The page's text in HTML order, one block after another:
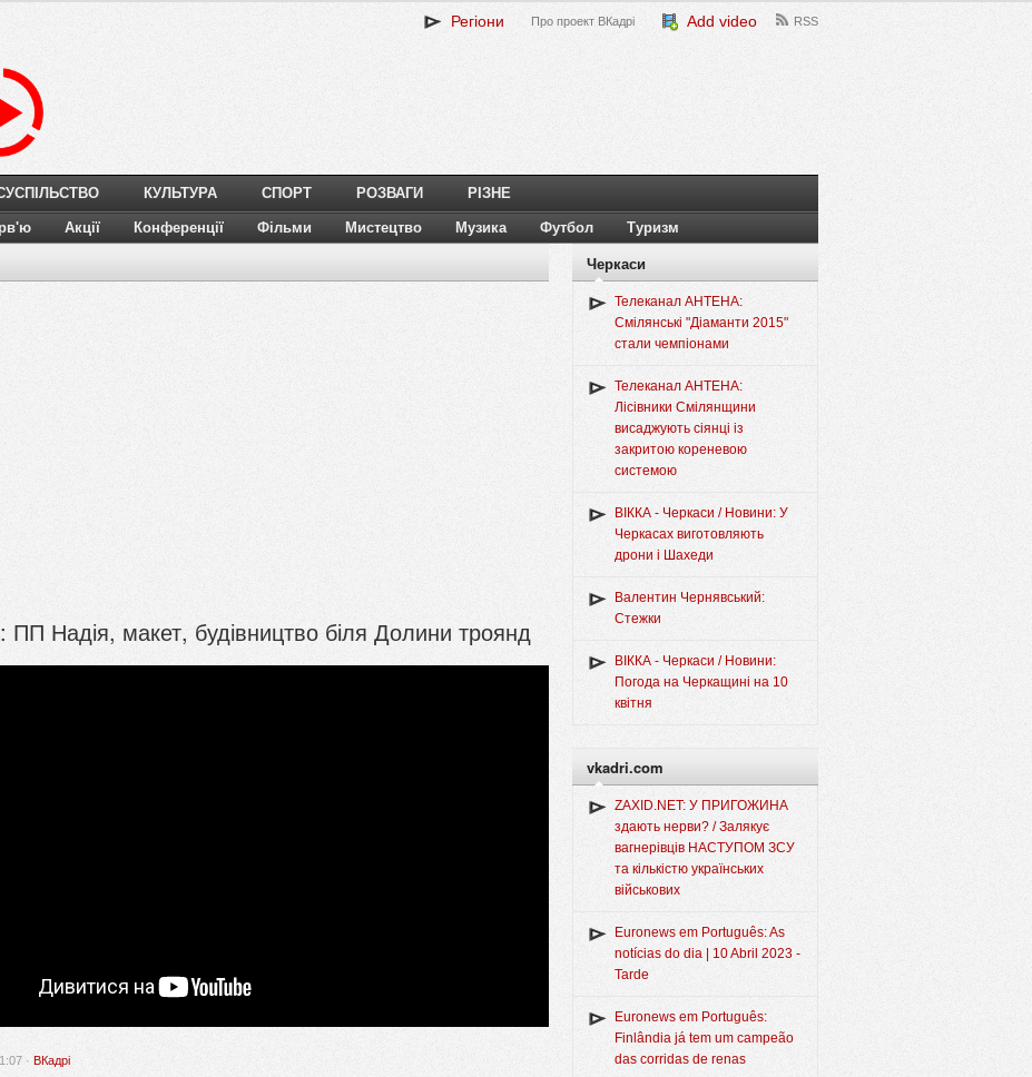
Регіони Про проект ВКадрі Add video RSS
КУЛЬТУРА СПОРТ РОЗВАГИ РІЗНЕ
Акції Конференції Фільми Мистецтво Музика Футбол Туризм
ПП Надія, макет, будівництво біля Долини троянд
· ВКадрі
Черкаси
Телеканал АНТЕНА:
Смілянські "Діаманти 2015"
стали чемпіонами
Телеканал АНТЕНА:
Лісівники Смілянщини
висаджують сіянці із
закритою кореневою
системою
ВІККА - Черкаси / Новини: У
Черкасах виготовляють
дрони і Шахеди
Валентин Чернявський:
Стежки
ВІККА - Черкаси / Новини:
Погода на Черкащині на 10
квітня
vkadri.com
ZAXID.NET: У ПРИГОЖИНА
здають нерви? / Залякує
вагнерівців НАСТУПОМ ЗСУ
та кількістю українських
військових
Euronews em Português: As
notícias do dia | 10 Abril 2023 -
Tarde
Euronews em Português:
Finlândia já tem um campeão
das corridas de renas